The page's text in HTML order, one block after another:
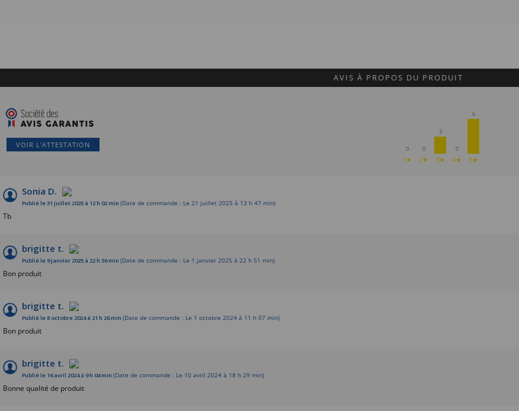
AVIS À PROPOS DU PRODUIT
VOIR L'ATTESTATION 0
1★
0
2★
3
3★
0
4★
6
5★
Sonia D.
Publié le 31 juillet 2025 à 12 h 02 min (Date de commande : Le 21 juillet 2025 à 13 h 47 min)
Tb
brigitte t.
Publié le 9 janvier 2025 à 22 h 36 min (Date de commande : Le 1 janvier 2025 à 22 h 51 min)
Bon produit
brigitte t.
Publié le 8 octobre 2024 à 21 h 26 min (Date de commande : Le 1 octobre 2024 à 11 h 07 min)
Bon produit
brigitte t.
Publié le 16 avril 2024 à 9 h 04 min (Date de commande : Le 10 avril 2024 à 18 h 29 min)
Bonne qualité de produit